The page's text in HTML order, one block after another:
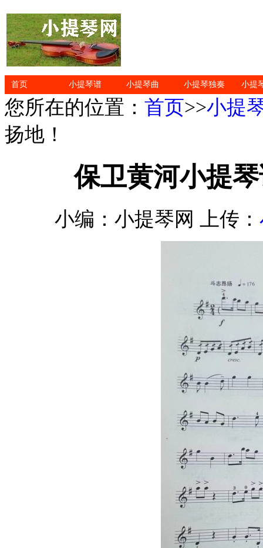
首页 小提琴谱 小提琴曲 小提琴独奏 小提
您所在的位置： 首页>>小提
扬地！
保卫黄河小提
小编：小提琴网 上传：